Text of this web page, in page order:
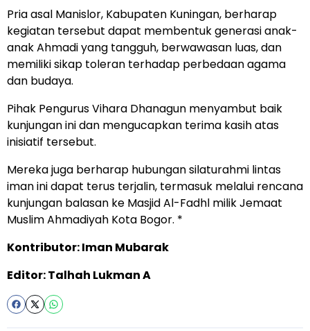
Pria asal Manislor, Kabupaten Kuningan, berharap
kegiatan tersebut dapat membentuk generasi anak-
anak Ahmadi yang tangguh, berwawasan luas, dan
memiliki sikap toleran terhadap perbedaan agama
dan budaya.
Pihak Pengurus Vihara Dhanagun menyambut baik
kunjungan ini dan mengucapkan terima kasih atas
inisiatif tersebut.
Mereka juga berharap hubungan silaturahmi lintas
iman ini dapat terus terjalin, termasuk melalui rencana
kunjungan balasan ke Masjid Al-Fadhl milik Jemaat
Muslim Ahmadiyah Kota Bogor. *
Kontributor: Iman Mubarak
Editor: Talhah Lukman A